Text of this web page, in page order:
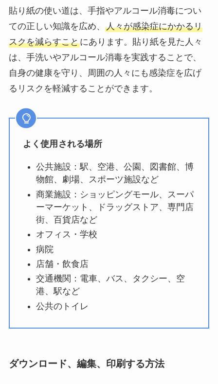
貼り紙の使い道は、手指やアルコール消毒につい
ての正しい知識を広め、 人々が感染症にかかるリ
スクを減らすことにあります。貼り紙を見た人々
は、手洗いやアルコール消毒を実践することで、
自身の健康を守り、周囲の人々にも感染症を広げ
るリスクを軽減することができます。
よく使用される場所
公共施設：駅、空港、公園、図書館、博
物館、劇場、スポーツ施設など
商業施設：ショッピングモール、スーパ
ーマーケット、ドラッグストア、専門店
街、百貨店など
オフィス・学校
病院
店舗・飲食店
交通機関：電車、バス、タクシー、空
港、駅など
公共のトイレ
ダウンロード、編集、印刷する方法